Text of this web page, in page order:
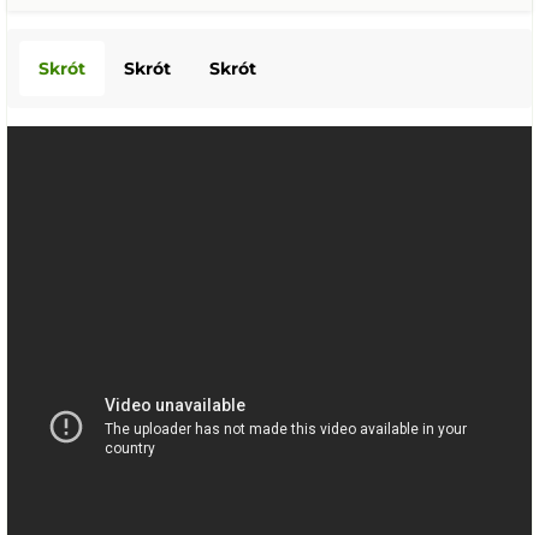
Skrót Skrót Skrót